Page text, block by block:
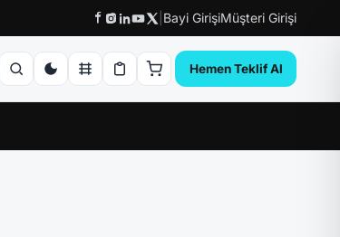
Bayi GirişiMüşteri Girişi
Hemen Teklif Al